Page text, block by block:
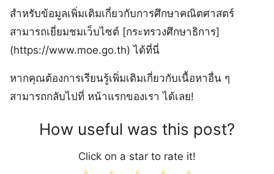
สำหรับข้อมูลเพิ่มเติมเกี่ยวกับการศึกษาคณิตศาสตร์
สามารถเยี่ยมชมเว็บไซต์ [กระทรวงศึกษาธิการ]
(https://www.moe.go.th) ได้ที่นี่
หากคุณต้องการเรียนรู้เพิ่มเติมเกี่ยวกับเนื้อหาอื่น ๆ
สามารถกลับไปที่ หน้าแรกของเรา ได้เลย!
How useful was this post?
Click on a star to rate it!